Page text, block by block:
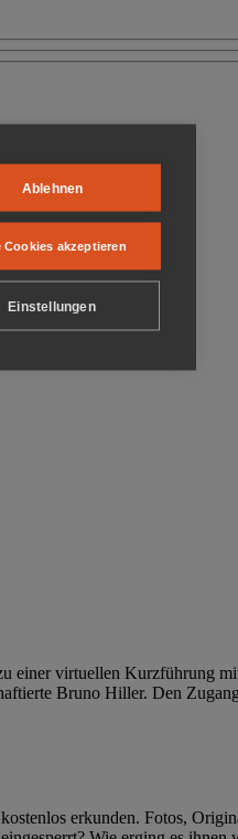
einer virtuellen Kurzführung
Bruno Hiller. Den
erkunden. Fotos,
Ablehnen
Cookies akzeptieren
Einstellungen